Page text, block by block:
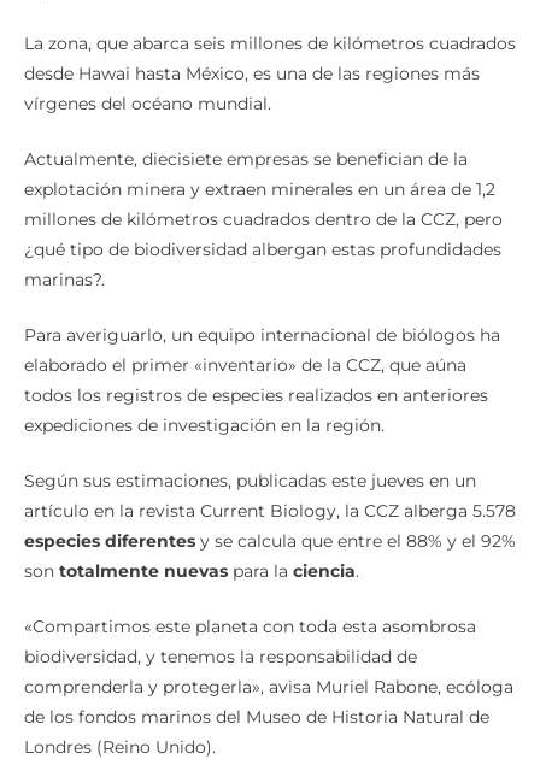
La zona, que abarca seis millones de kilómetros cuadrados
desde Hawai hasta México, es una de las regiones más
vírgenes del océano mundial.
Actualmente, diecisiete empresas se benefician de la
explotación minera y extraen minerales en un área de 1,2
millones de kilómetros cuadrados dentro de la CCZ, pero
¿qué tipo de biodiversidad albergan estas profundidades
marinas?.
Para averiguarlo, un equipo internacional de biólogos ha
elaborado el primer «inventario» de la CCZ, que aúna
todos los registros de especies realizados en anteriores
expediciones de investigación en la región.
Según sus estimaciones, publicadas este jueves en un
artículo en la revista Current Biology, la CCZ alberga 5.578
especies diferentes y se calcula que entre el 88% y el 92%
son totalmente nuevas para la ciencia.
«Compartimos este planeta con toda esta asombrosa
biodiversidad, y tenemos la responsabilidad de
comprenderla y protegerla», avisa Muriel Rabone, ecóloga
de los fondos marinos del Museo de Historia Natural de
Londres (Reino Unido).